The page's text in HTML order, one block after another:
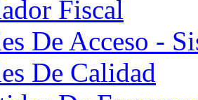
Fiscal
De Acceso -
De Calidad